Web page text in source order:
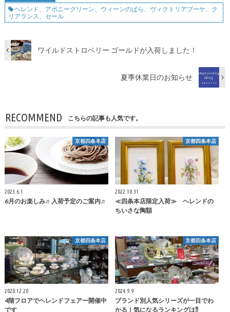
ヘレンド、アポニーグリーン、ウィーンのばら、ヴィクトリアブーケ、ク
リアランス、セール
ワイルドストロベリー ゴールドが入荷しました！
夏季休業日のお知らせ
RECOMMEND こちらの記事も人気です。
京都四条本店
2023.6.1
6月のお楽しみ♬入荷予定のご案内♬
京都四条本店
2022.10.31
≪四条本店限定入荷≫ ヘレンドの
ちいさな陶額
京都四条本店
2020.12.20
4階フロアでヘレンドフェアー開催中
です
京都四条本店
2024.9.9
ブランド別人気シリーズが一目でわ
かる！気になるランキングは⁈